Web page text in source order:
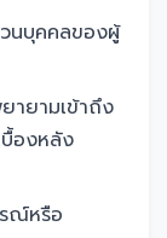
นบุคคลของผู้
ายามเข้าถึง
องหลัง
ณ์หรือ